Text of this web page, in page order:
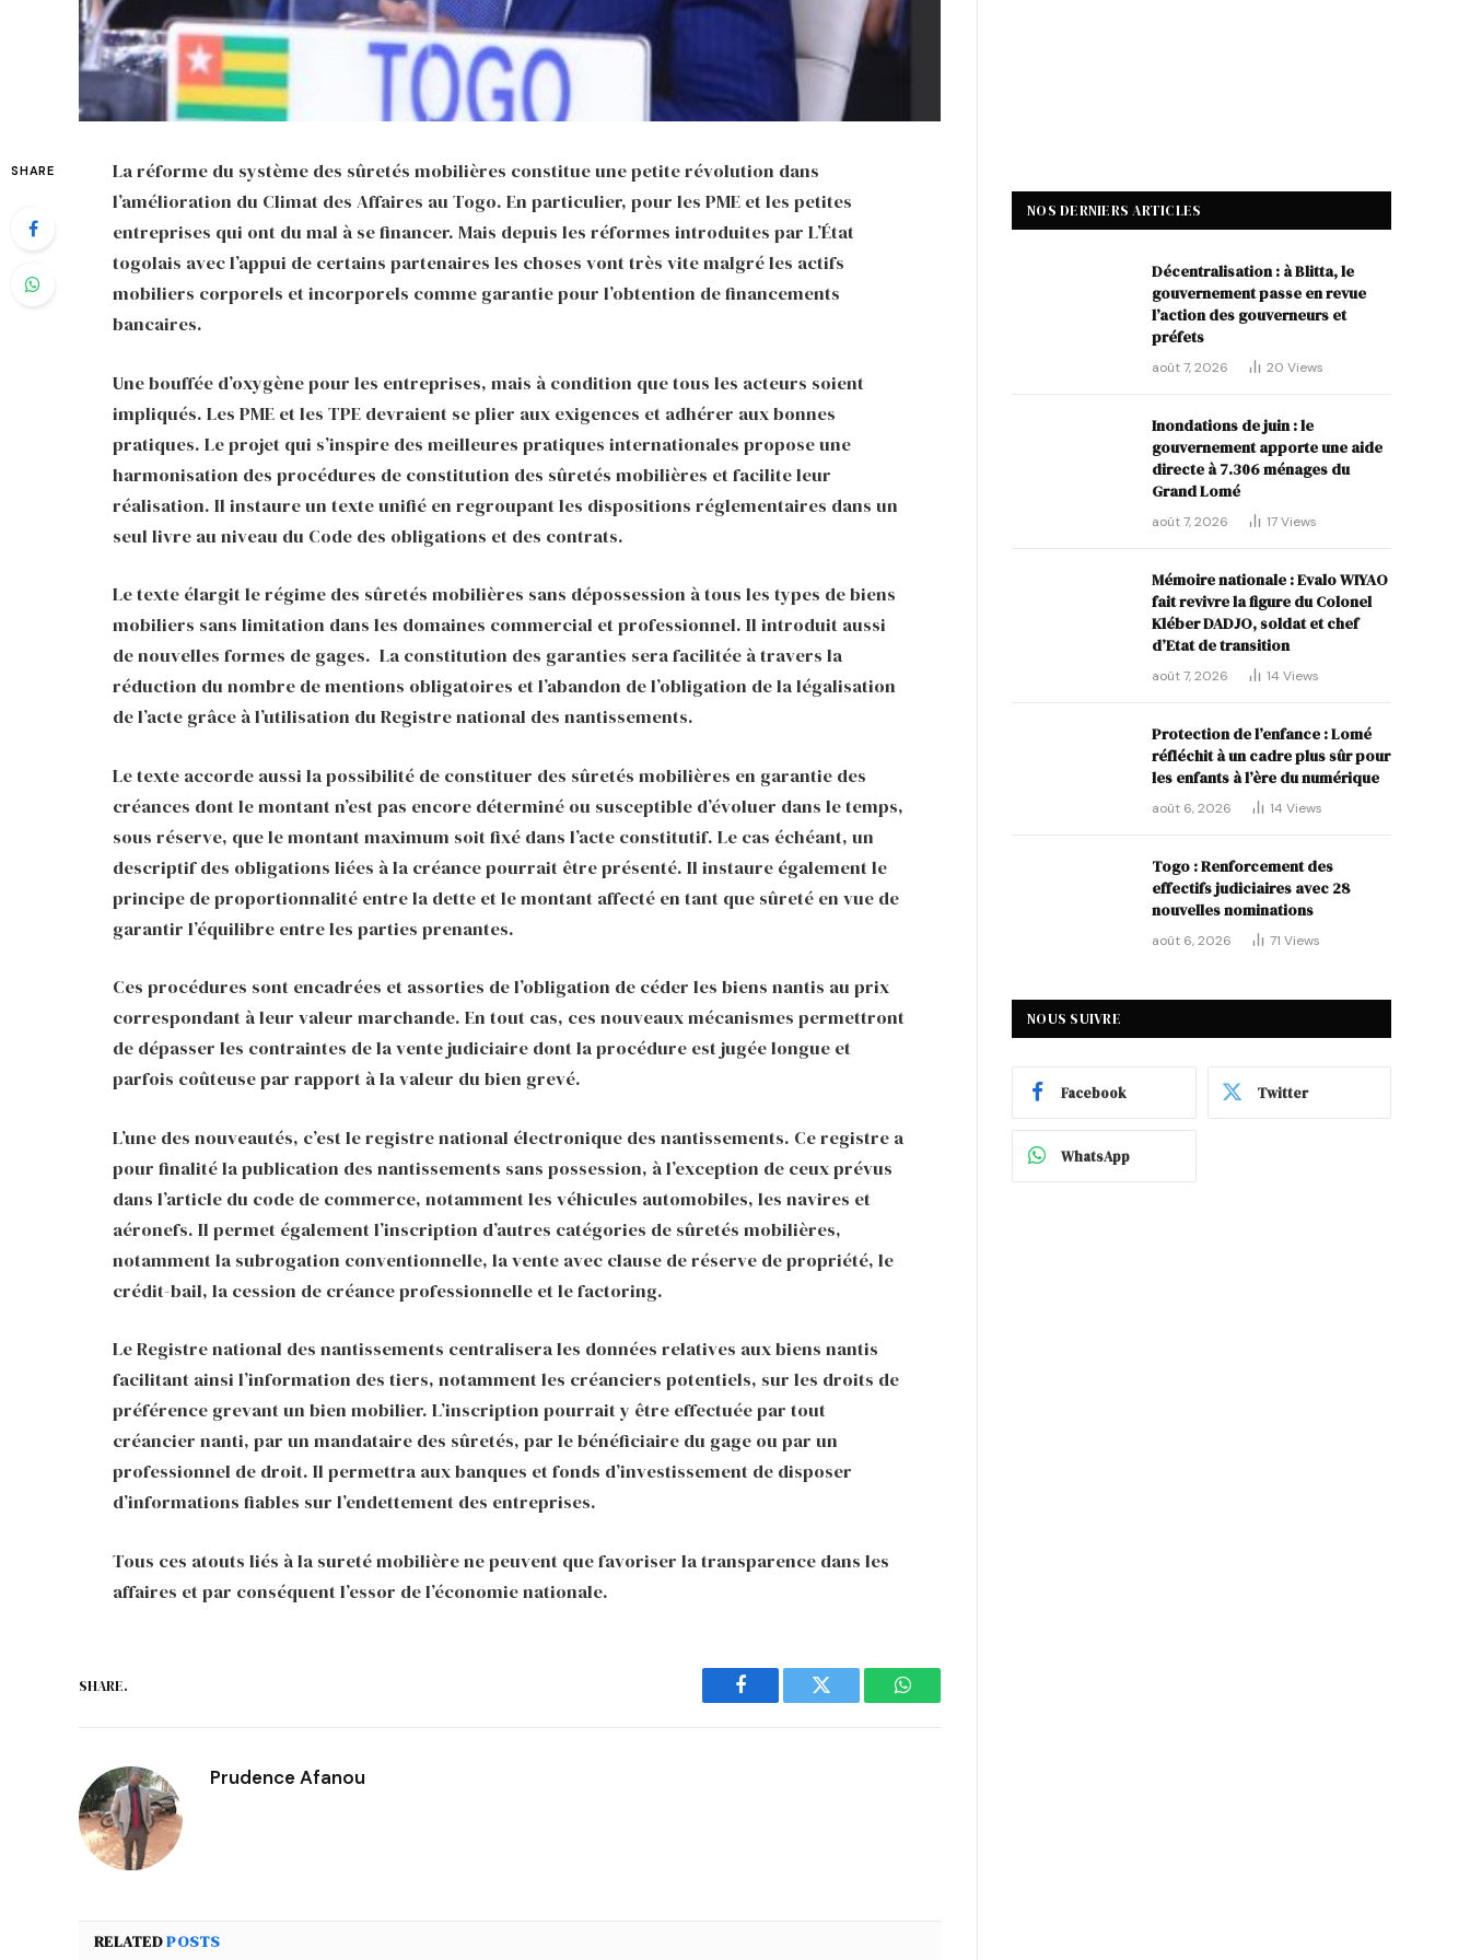
SHARE
La réforme du système des sûretés mobilières constitue une petite révolution dans
l’amélioration du Climat des Affaires au Togo. En particulier, pour les PME et les petites
entreprises qui ont du mal à se financer. Mais depuis les réformes introduites par L’État
togolais avec l’appui de certains partenaires les choses vont très vite malgré les actifs
mobiliers corporels et incorporels comme garantie pour l’obtention de financements
bancaires.
Une bouffée d’oxygène pour les entreprises, mais à condition que tous les acteurs soient
impliqués. Les PME et les TPE devraient se plier aux exigences et adhérer aux bonnes
pratiques. Le projet qui s’inspire des meilleures pratiques internationales propose une
harmonisation des procédures de constitution des sûretés mobilières et facilite leur
réalisation. Il instaure un texte unifié en regroupant les dispositions réglementaires dans un
seul livre au niveau du Code des obligations et des contrats.
Le texte élargit le régime des sûretés mobilières sans dépossession à tous les types de biens
mobiliers sans limitation dans les domaines commercial et professionnel. Il introduit aussi
de nouvelles formes de gages. La constitution des garanties sera facilitée à travers la
réduction du nombre de mentions obligatoires et l’abandon de l’obligation de la légalisation
de l’acte grâce à l’utilisation du Registre national des nantissements.
Le texte accorde aussi la possibilité de constituer des sûretés mobilières en garantie des
créances dont le montant n’est pas encore déterminé ou susceptible d’évoluer dans le temps,
sous réserve, que le montant maximum soit fixé dans l’acte constitutif. Le cas échéant, un
descriptif des obligations liées à la créance pourrait être présenté. Il instaure également le
principe de proportionnalité entre la dette et le montant affecté en tant que sûreté en vue de
garantir l’équilibre entre les parties prenantes.
Ces procédures sont encadrées et assorties de l’obligation de céder les biens nantis au prix
correspondant à leur valeur marchande. En tout cas, ces nouveaux mécanismes permettront
de dépasser les contraintes de la vente judiciaire dont la procédure est jugée longue et
parfois coûteuse par rapport à la valeur du bien grevé.
L’une des nouveautés, c’est le registre national électronique des nantissements. Ce registre a
pour finalité la publication des nantissements sans possession, à l’exception de ceux prévus
dans l’article du code de commerce, notamment les véhicules automobiles, les navires et
aéronefs. Il permet également l’inscription d’autres catégories de sûretés mobilières,
notamment la subrogation conventionnelle, la vente avec clause de réserve de propriété, le
crédit-bail, la cession de créance professionnelle et le factoring.
Le Registre national des nantissements centralisera les données relatives aux biens nantis
facilitant ainsi l’information des tiers, notamment les créanciers potentiels, sur les droits de
préférence grevant un bien mobilier. L’inscription pourrait y être effectuée par tout
créancier nanti, par un mandataire des sûretés, par le bénéficiaire du gage ou par un
professionnel de droit. Il permettra aux banques et fonds d’investissement de disposer
d’informations fiables sur l’endettement des entreprises.
Tous ces atouts liés à la sureté mobilière ne peuvent que favoriser la transparence dans les
affaires et par conséquent l’essor de l’économie nationale.
SHARE.
Facebook Twitter WhatsApp
Prudence Afanou
RELATEDPOSTS
NOS DERNIERS ARTICLES
Décentralisation : à Blitta, le
gouvernement passe en revue
l’action des gouverneurs et
préfets
août 7, 2026 20 Views
Inondations de juin : le
gouvernement apporte une aide
directe à 7.306 ménages du
Grand Lomé
août 7, 2026 17Views
Mémoire nationale : Evalo WIYAO
fait revivre la figure du Colonel
Kléber DADJO, soldat et chef
d’Etat de transition
août 7, 2026 14 Views
Protection de l’enfance : Lomé
réfléchit à un cadre plus sûr pour
les enfants à l’ère du numérique
août 6, 2026 14 Views
Togo : Renforcement des
effectifs judiciaires avec 28
nouvelles nominations
août 6, 2026 71 Views
NOUS SUIVRE
Facebook Twitter
WhatsApp